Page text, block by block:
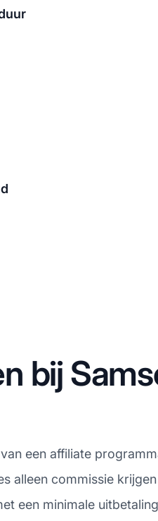
bij
een affiliate
alleen commissie
een minimale